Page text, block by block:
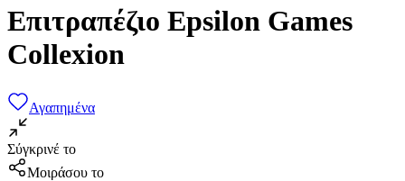
Επιτραπέζιο Epsilon Games
Collexion
Αγαπημένα
Σύγκρινέ το
Μοιράσου το